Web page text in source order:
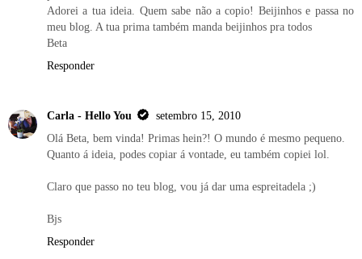
Adorei a tua ideia. Quem sabe não a copio! Beijinhos e passa no
meu blog. A tua prima também manda beijinhos pra todos
Beta
Responder
Carla - Hello You
setembro 15, 2010
Olá Beta, bem vinda! Primas hein?! O mundo é mesmo pequeno.
Quanto á ideia, podes copiar á vontade, eu também copiei lol.
Claro que passo no teu blog, vou já dar uma espreitadela ;)
Bjs
Responder